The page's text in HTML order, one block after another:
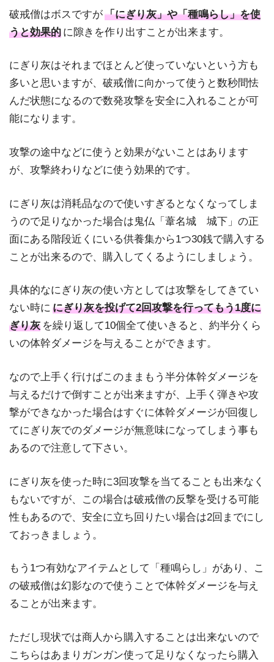
破戒僧はボスですが「にぎり灰」や「種鳴らし」を使
うと効果的 に隙きを作り出すことが出来ます。
にぎり灰はそれまでほとんど使っていないという方も
多いと思いますが、破戒僧に向かって使うと数秒間怯
んだ状態になるので数発攻撃を安全に入れることが可
能になります。
攻撃の途中などに使うと効果がないことはあります
が、攻撃終わりなどに使う効果的です。
にぎり灰は消耗品なので使いすぎるとなくなってしま
うので足りなかった場合は鬼仏「葦名城 城下」の正
面にある階段近くにいる供養集から1つ30銭で購入する
ことが出来るので、購入してくるようにしましょう。
具体的なにぎり灰の使い方としては攻撃をしてきてい
ない時に にぎり灰を投げて2回攻撃を行ってもう1度に
ぎり灰 を繰り返して10個全て使いきると、約半分くら
いの体幹ダメージを与えることができます。
なので上手く行けばこのままもう半分体幹ダメージを
与えるだけで倒すことが出来ますが、上手く弾きや攻
撃ができなかった場合はすぐに体幹ダメージが回復し
てにぎり灰でのダメージが無意味になってしまう事も
あるので注意して下さい。
にぎり灰を使った時に3回攻撃を当てることも出来なく
もないですが、この場合は破戒僧の反撃を受ける可能
性もあるので、安全に立ち回りたい場合は2回までにし
ておっきましょう。
もう1つ有効なアイテムとして「種鳴らし」があり、こ
の破戒僧は幻影なので使うことで体幹ダメージを与え
ることが出来ます。
ただし現状では商人から購入することは出来ないので
こちらはあまりガンガン使って足りなくなったら購入